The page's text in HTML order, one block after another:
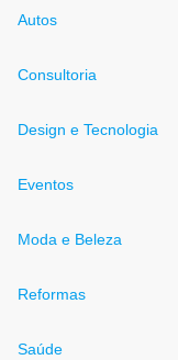
Autos
Consultoria
Design e Tecnologia
Eventos
Moda e Beleza
Reformas
Saúde